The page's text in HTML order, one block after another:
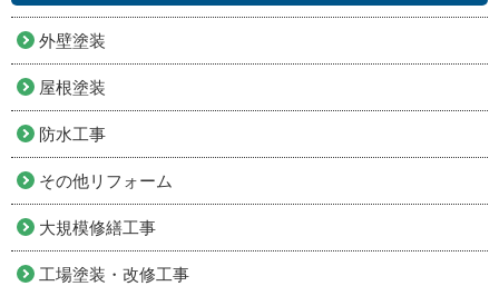
外壁塗装
屋根塗装
防水工事
その他リフォーム
大規模修繕工事
工場塗装・改修工事